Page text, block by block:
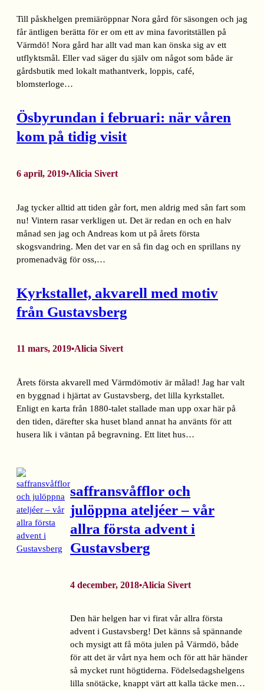
Till påskhelgen premiäröppnar Nora gård för säsongen och jag
får äntligen berätta för er om ett av mina favoritställen på
Värmdö! Nora gård har allt vad man kan önska sig av ett
utflyktsmål. Eller vad säger du själv om något som både är
gårdsbutik med lokalt mathantverk, loppis, café,
blomsterloge…
Ösbyrundan i februari: när våren
kom på tidig visit
6 april, 2019•Alicia Sivert
Jag tycker alltid att tiden går fort, men aldrig med sån fart som
nu! Vintern rasar verkligen ut. Det är redan en och en halv
månad sen jag och Andreas kom ut på årets första
skogsvandring. Men det var en så fin dag och en sprillans ny
promenadväg för oss,…
Kyrkstallet, akvarell med motiv
från Gustavsberg
11 mars, 2019•Alicia Sivert
Årets första akvarell med Värmdömotiv är målad! Jag har valt
en byggnad i hjärtat av Gustavsberg, det lilla kyrkstallet.
Enligt en karta från 1880-talet stallade man upp oxar här på
den tiden, därefter ska huset bland annat ha använts för att
husera lik i väntan på begravning. Ett litet hus…
saffransvåfflor och
julöppna ateljéer – vår
allra första advent i
Gustavsberg
4 december, 2018•Alicia Sivert
Den här helgen har vi firat vår allra första
advent i Gustavsberg! Det känns så spännande
och mysigt att få möta julen på Värmdö, både
för att det är vårt nya hem och för att här händer
så mycket runt högtiderna. Födelsedagshelgens
lilla snötäcke, knappt värt att kalla täcke men…